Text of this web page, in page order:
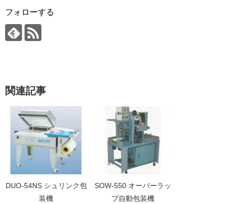
フォローする
関連記事
DUO-54NS シュリンク包
装機
SOW-550 オーバーラッ
プ自動包装機